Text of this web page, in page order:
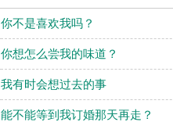
你不是喜欢我吗？
你想怎么尝我的味道？
我有时会想过去的事
能不能等到我订婚那天再走？